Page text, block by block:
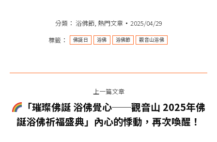
分類： 浴佛節, 熱門文章
2025/04/29
標籤：
佛誕日 浴佛 浴佛節 觀音山浴佛
章
导
上一篇文章
上
一
「璀璨佛誕 浴佛覺心──觀音山 2025年佛
誕浴佛祈福盛典」內心的悸動，再次喚醒！